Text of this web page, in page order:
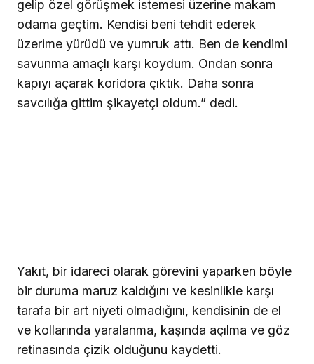
gelip özel görüşmek istemesi üzerine makam
odama geçtim. Kendisi beni tehdit ederek
üzerime yürüdü ve yumruk attı. Ben de kendimi
savunma amaçlı karşı koydum. Ondan sonra
kapıyı açarak koridora çıktık. Daha sonra
savcılığa gittim şikayetçi oldum.” dedi.
Yakıt, bir idareci olarak görevini yaparken böyle
bir duruma maruz kaldığını ve kesinlikle karşı
tarafa bir art niyeti olmadığını, kendisinin de el
ve kollarında yaralanma, kaşında açılma ve göz
retinasında çizik olduğunu kaydetti.